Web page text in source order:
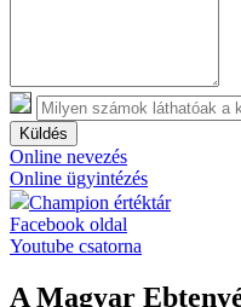
Küldés
Online nevezés
Online ügyintézés
Champion értéktár
Facebook oldal
Youtube csatorna
A Magyar